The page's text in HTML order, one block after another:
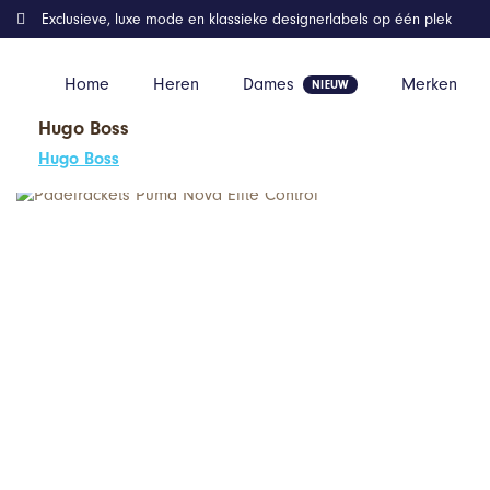
Home Heren Dames Merken
Exclusieve, luxe mode en klassieke designerlabels op één plek
Hugo Boss
Hugo Boss
Home Kleding